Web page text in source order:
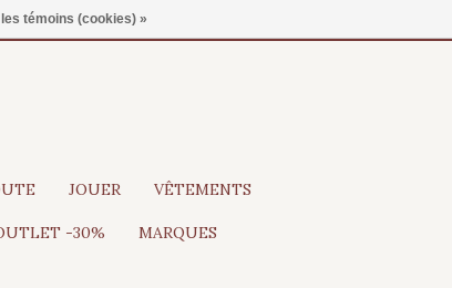
Gratis verzending vanaf €100
JOUER VÊTEMENTS
-30% MARQUES
témoins (cookies) »